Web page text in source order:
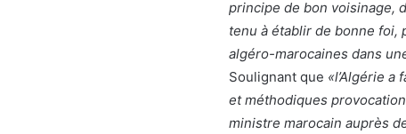
principe de bon voisinage,
tenu à établir de bonne foi,
algéro-marocaines dans
Soulignant que «l’Algérie
et méthodiques
ministre marocain auprès